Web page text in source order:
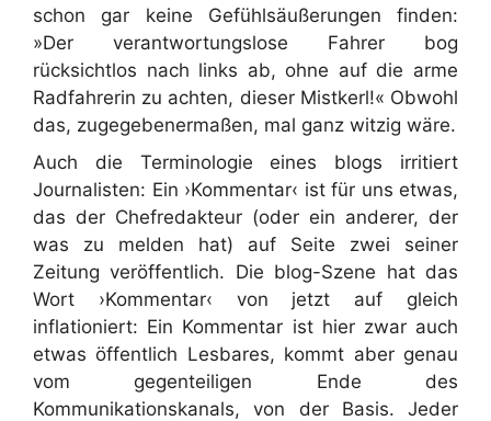
schon gar keine Gefühlsäußerungen finden:
»Der verantwortungslose Fahrer bog
rücksichtlos nach links ab, ohne auf die arme
Radfahrerin zu achten, dieser Mistkerl!« Obwohl
das, zugegebenermaßen, mal ganz witzig wäre.
Auch die Terminologie eines blogs irritiert
Journalisten: Ein ›Kommentar‹ ist für uns etwas,
das der Chefredakteur (oder ein anderer, der
was zu melden hat) auf Seite zwei seiner
Zeitung veröffentlich. Die blog-Szene hat das
Wort ›Kommentar‹ von jetzt auf gleich
inflationiert: Ein Kommentar ist hier zwar auch
etwas öffentlich Lesbares, kommt aber genau
vom gegenteiligen Ende des
Kommunikationskanals, von der Basis. Jeder